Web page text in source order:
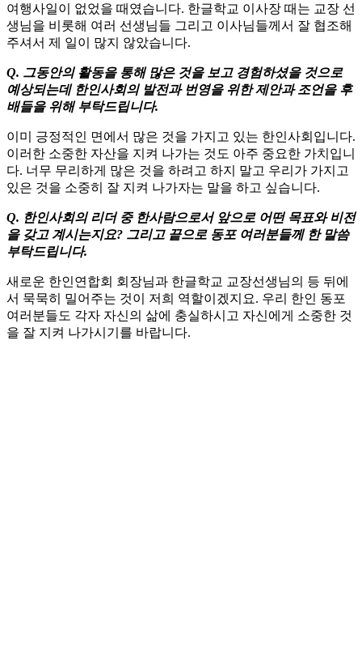
여행사일이 없었을 때였습니다. 한글학교 이사장 때는 교장 선
생님을 비롯해 여러 선생님들 그리고 이사님들께서 잘 협조해
주셔서 제 일이 많지 않았습니다.
Q. 그동안의 활동을 통해 많은 것을 보고 경험하셨을 것으로
예상되는데 한인사회의 발전과 번영을 위한 제안과 조언을 후
배들을 위해 부탁드립니다.
이미 긍정적인 면에서 많은 것을 가지고 있는 한인사회입니다.
이러한 소중한 자산을 지켜 나가는 것도 아주 중요한 가치입니
다. 너무 무리하게 많은 것을 하려고 하지 말고 우리가 가지고
있은 것을 소중히 잘 지켜 나가자는 말을 하고 싶습니다.
Q. 한인사회의 리더 중 한사람으로서 앞으로 어떤 목표와 비전
을 갖고 계시는지요? 그리고 끝으로 동포 여러분들께 한 말씀
부탁드립니다.
새로운 한인연합회 회장님과 한글학교 교장선생님의 등 뒤에
서 묵묵히 밀어주는 것이 저희 역할이겠지요. 우리 한인 동포
여러분들도 각자 자신의 삶에 충실하시고 자신에게 소중한 것
을 잘 지켜 나가시기를 바랍니다.